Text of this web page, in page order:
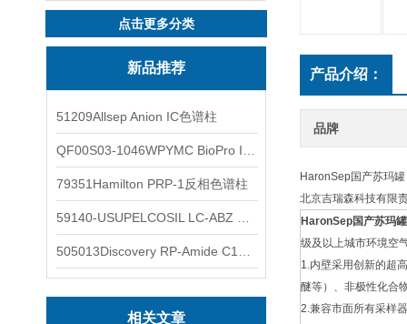
点击更多分类
新品推荐
51209Allsep Anion IC色谱柱
79351Hamilton PRP-1反相色谱柱
相关文章
产品介绍：
品牌
HaronSep国产苏玛罐
北京吉瑞森科技有限
HaronSep国产苏玛罐
级及以上城市环境空
1.内壁采用创新的超
醚等）、非极性化合
2.兼容市面所有采样